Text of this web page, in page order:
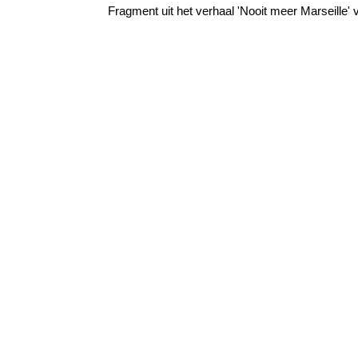
Fragment uit het verhaal 'Nooit meer